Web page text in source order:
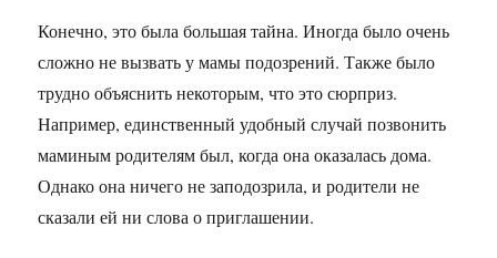
Конечно, это была большая тайна. Иногда было очень
сложно не вызвать у мамы подозрений. Также было
трудно объяснить некоторым, что это сюрприз.
Например, единственный удобный случай позвонить
маминым родителям был, когда она оказалась дома.
Однако она ничего не заподозрила, и родители не
сказали ей ни слова о приглашении.